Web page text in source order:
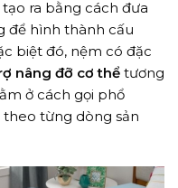
ra bằng cách đưa
để hình thành cấu
biệt đó, nệm có đặc
nâng đỡ cơ thể tương
ở cách gọi phổ
từng dòng sản